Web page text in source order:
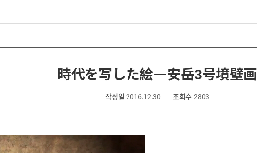
時代を写した絵―安岳3号墳壁画
작성일 2016.12.30 조회수 2803